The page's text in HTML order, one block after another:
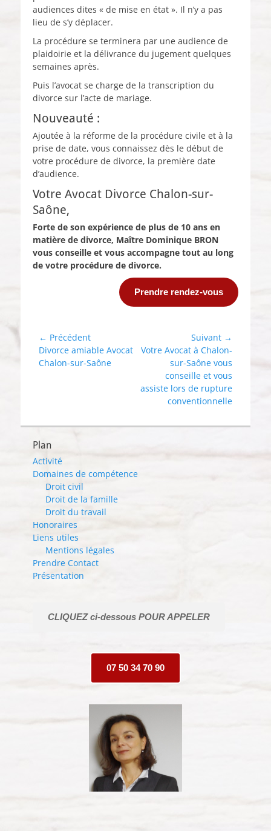
audiences dites « de mise en état ». Il n’y a pas
lieu de s’y déplacer.
La procédure se terminera par une audience de
plaidoirie et la délivrance du jugement quelques
semaines après.
Puis l’avocat se charge de la transcription du
divorce sur l’acte de mariage.
Nouveauté :
Ajoutée à la réforme de la procédure civile et à la
prise de date, vous connaissez dès le début de
votre procédure de divorce, la première date
d’audience.
Votre Avocat Divorce Chalon-sur-
Saône,
Forte de son expérience de plus de 10 ans en
matière de divorce, Maître Dominique BRON
vous conseille et vous accompagne tout au long
de votre procédure de divorce.
Prendre rendez-vous
Navigation
de
l’article
← Précédent
Article
précédent :
Divorce amiable Avocat
Chalon-sur-Saône
Suivant →
Article
Votre Avocat à Chalon-
sur-Saône vous
conseille et vous
assiste lors de rupture
conventionnelle
Plan
Activité
Domaines de compétence
Droit civil
Droit de la famille
Droit du travail
Honoraires
Liens utiles
Mentions légales
Prendre Contact
Présentation
CLIQUEZ ci-dessous POUR APPELER
07 50 34 70 90